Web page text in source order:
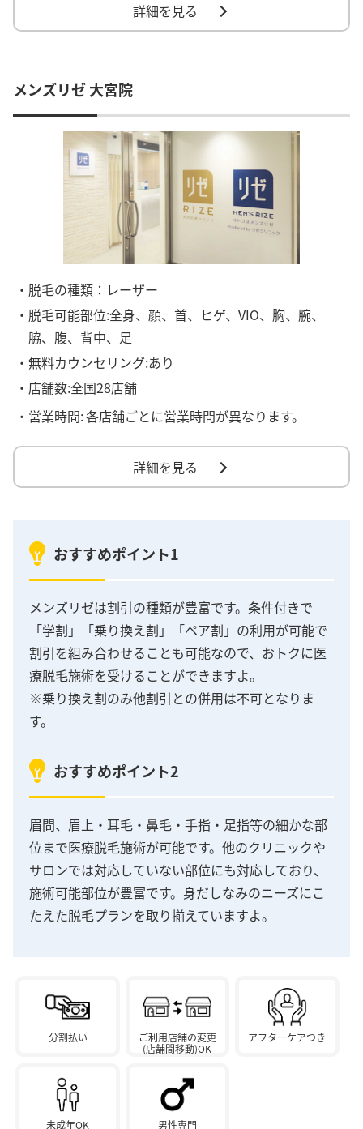
詳細を見る
メンズリゼ 大宮院
・脱毛の種類：レーザー
・脱毛可能部位:全身、顔、首、ヒゲ、VIO、胸、腕、
脇、腹、背中、足
・無料カウンセリング:あり
・店舗数:全国28店舗
・営業時間:各店舗ごとに営業時間が異なります。
詳細を見る
おすすめポイント1
メンズリゼは割引の種類が豊富です。条件付きで
「学割」「乗り換え割」「ペア割」の利用が可能で
割引を組み合わせることも可能なので、おトクに医
療脱毛施術を受けることができますよ。
※乗り換え割のみ他割引との併用は不可となりま
す。
おすすめポイント2
眉間、眉上・耳毛・鼻毛・手指・足指等の細かな部
位まで医療脱毛施術が可能です。他のクリニックや
サロンでは対応していない部位にも対応しており、
施術可能部位が豊富です。身だしなみのニーズにこ
たえた脱毛プランを取り揃えていますよ。
分割払い
ご利用店舗の変更
(店舗間移動)OK
アフターケアつき
未成年OK 男性専門